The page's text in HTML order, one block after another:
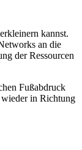
kannst.
an die
der Ressourcen
Fußabdruck
in Richtung